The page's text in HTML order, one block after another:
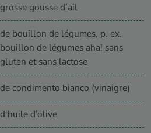
grosse gousse d’ail
de bouillon de légumes, p. ex.
bouillon de légumes aha! sans
gluten et sans lactose
de condimento bianco (vinaigre)
d’huile d’olive